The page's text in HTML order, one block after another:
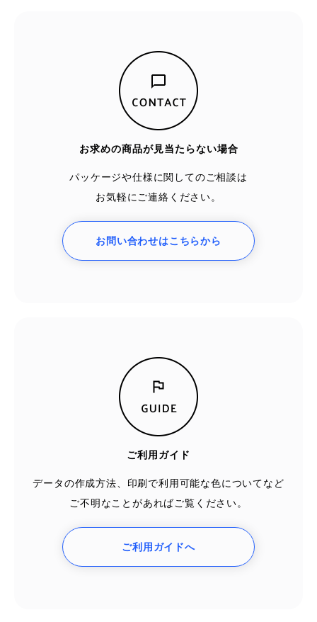
お求めの商品が見当たらない場合
パッケージや仕様に関してのご相談は
お気軽にご連絡ください。
お問い合わせはこちらから
ご利用ガイド
データの作成方法、印刷で利用可能な色についてなど
ご不明なことがあればご覧ください。
ご利用ガイドへ